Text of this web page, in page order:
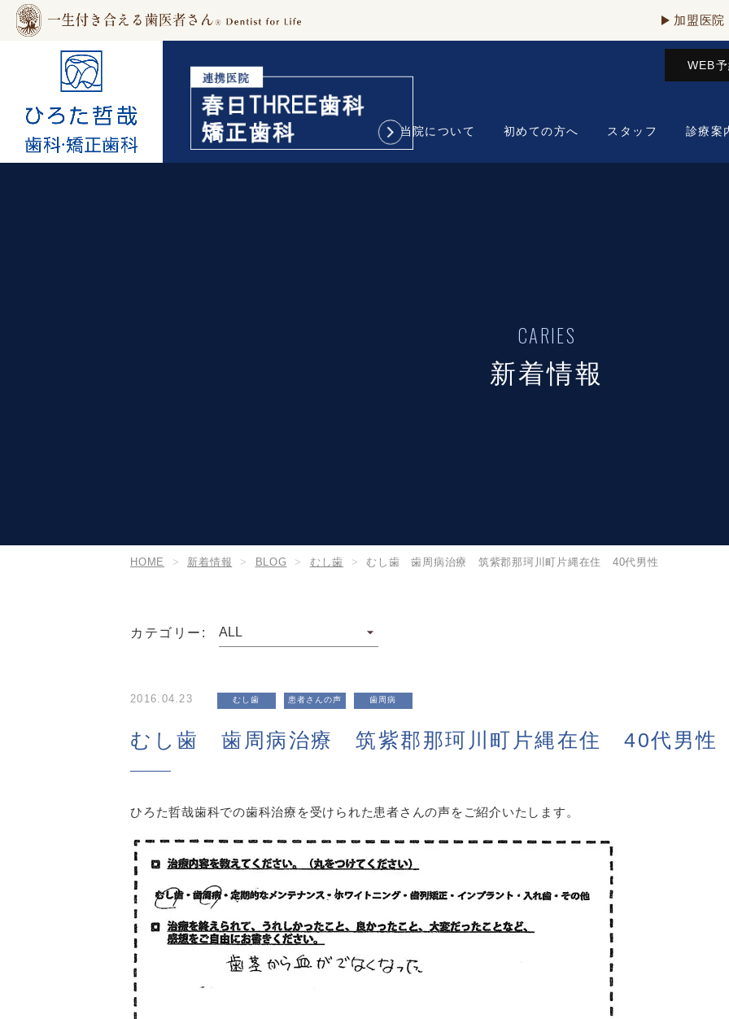
加盟医院
WEB予
当院について 初めての方へ スタッフ 診療案
CARIES
新着情報
HOME 新着情報 BLOG むし歯 むし歯 歯周病治療 筑紫郡那珂川町片縄在住 40代男性
カテゴリー:
2016.04.23 むし歯 患者さんの声 歯周病
むし歯 歯周病治療 筑紫郡那珂川町片縄在住 40代男性
ひろた哲哉歯科での歯科治療を受けられた患者さんの声をご紹介いたします。